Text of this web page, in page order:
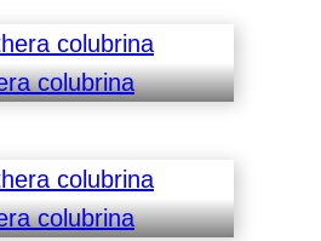
colubrina
colubrina